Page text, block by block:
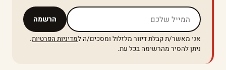
הרשמה אל תמלאו שדה זה
אני מאשר/ת קבלת דיוור מלזלול ומסכים/ה למדיניות הפרטיות.
ניתן להסיר מהרשימה בכל עת.